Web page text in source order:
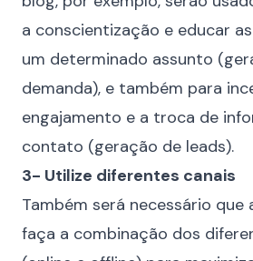
a conscientização e educar
um determinado assunto
demanda), e também para
engajamento e a troca de
contato (geração de leads).
3- Utilize diferentes canais
Também será necessário que
faça a combinação dos